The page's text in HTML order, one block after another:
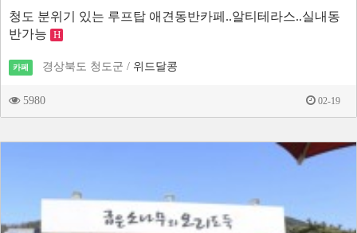
청도 분위기 있는 루프탑 애견동반카페..알티테라스..실내동
반가능 H
카페 경상북도 청도군 / 위드달콩
5980 02-19